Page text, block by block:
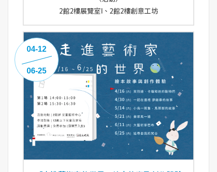
2館2樓展覽室I、2館2樓創意工坊
04-12
06-25